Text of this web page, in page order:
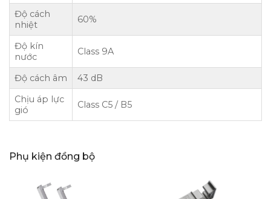
Độ cách
nhiệt
60%
Độ kín
nước
Class 9A
Độ cách âm
43 dB
Chịu áp lực
gió
Class C5 / B5
Phụ kiện đồng bộ